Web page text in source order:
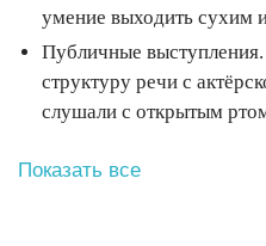
умение выходить сухим
Публичные
структуру речи с
слушали с открытым
Показать все